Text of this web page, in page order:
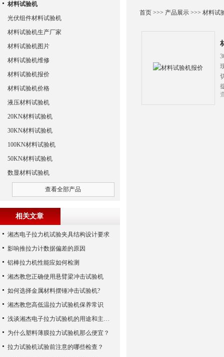
首页 >>> 产品展示 >>>材料试
材料试验机
光伏组件材料试验机
材料试验机生产厂家
材料试验机图片
材料试验机维修
材料试验机报价
材料试验机价格
液压材料试验机
20KN材料试验机
30KN材料试验机
100KN材料试验机
50KN材料试验机
数显材料试验机
查看全部产品
相关文章
湘杰电子拉力机试验夹具结构设计要求
影响推拉力计数据偏差的原因
铝棒拉力机性能应如何检测
湘杰教您正确使用悬臂梁冲击试验机
如何选择金属材料摆锤冲击试验机?
湘杰教您高低温拉力试验机保养常识
浅谈湘杰电子拉力试验机的用途和主要功能特点
为什么塑料薄膜拉力试验机那么便宜？
拉力试验机试验前注意的哪些检查？